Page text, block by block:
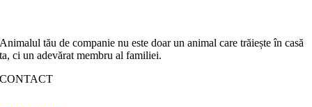
Animalul tău de companie nu este doar un animal care trăiește în casă
ta, ci un adevărat membru al familiei.
CONTACT